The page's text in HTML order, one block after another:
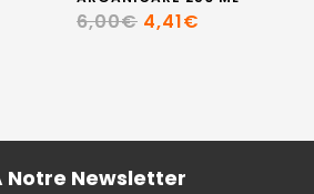
6,00€ 4,41€
Notre Newsletter